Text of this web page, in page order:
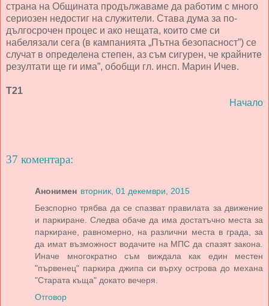
страна на Общината продължаваме да работим с много
сериозен недостиг на служители. Става дума за по-
дългосрочен процес и ако нещата, които сме си
набелязали сега (в кампанията „Пътна безопасност”) се
случат в определена степен, аз съм сигурен, че крайните
резултати ще ги има”, обобщи гл. инсп. Марин Ичев.
Т21
Начало
37 коментара:
Анонимен вторник, 01 декември, 2015
Безспорно трябва да се спазват правилата за движение
и паркиране. Следва обаче да има достатъчно места за
паркиране, равномерно, на различни места в града, за
да имат възможност водачите на МПС да спазят закона.
Иначе многократно съм виждала как един местен
"първенец" паркира джипа си върху острова до механа
"Старата къща" докато вечеря.
Отговор